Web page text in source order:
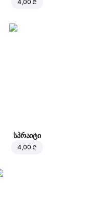
4,00 ₾
სპრაიტი
4,00 ₾